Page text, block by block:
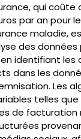
qui coûte
par an pour
maladie,
des
identifiant les
dans les
Les
telles
de